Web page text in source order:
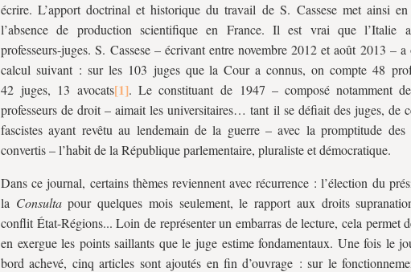
écrire. L’apport doctrinal et historique du travail de S. Cassese met ainsi
l’absence de production scientifique en France. Il est vrai que l’Italie
professeurs-juges. S. Cassese – écrivant entre novembre 2012 et août 2013 – a
calcul suivant : sur les 103 juges que la Cour a connus, on compte 48
42 juges, 13 avocats
. Le constituant de 1947 – composé notamment
professeurs de droit – aimait les universitaires… tant il se défiait des juges, de
fascistes ayant revêtu au lendemain de la guerre – avec la promptitude des
convertis – l’habit de la République parlementaire, pluraliste et démocratique.
Dans ce journal, certains thèmes reviennent avec récurrence : l’élection du
la Consultapour quelques mois seulement, le rapport aux droits
conflit État-Régions... Loin de représenter un embarras de lecture, cela permet
en exergue les points saillants que le juge estime fondamentaux. Une fois le
bord achevé, cinq articles sont ajoutés en fin d’ouvrage : sur le